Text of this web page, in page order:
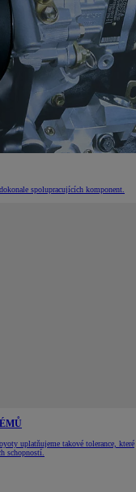
spolupracujících komponent.
uplatňujeme takové tolerance, které
schopností.